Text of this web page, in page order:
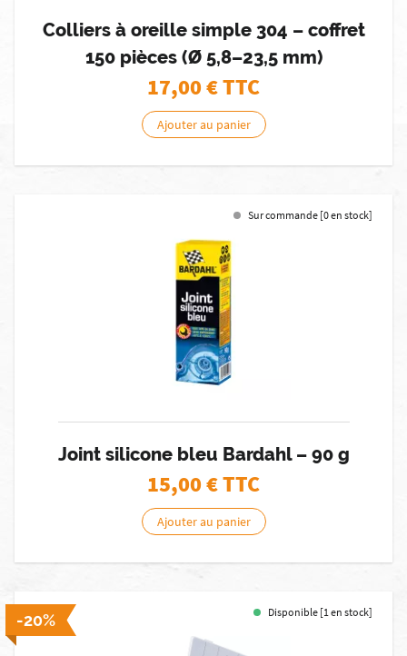
Colliers à oreille simple 304 – coffret
150 pièces (Ø 5,8–23,5 mm)
17,00€ TTC
Ajouter au panier
Sur commande [0 en stock]
Joint silicone bleu Bardahl – 90 g
15,00€ TTC
Ajouter au panier
-20% Disponible [1 en stock]